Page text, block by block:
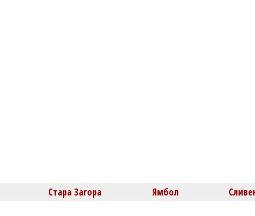
Стара Загора Ямбол